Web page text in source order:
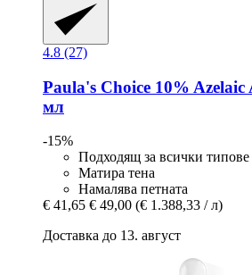
4.8 (27)
Paula's Choice 10% Azelaic
мл
-15%
Подходящ за всички
Матира тена
Намалява петната
€ 41,65 € 49,00 (€ 1.388,33 / л)
Доставка до 13. август